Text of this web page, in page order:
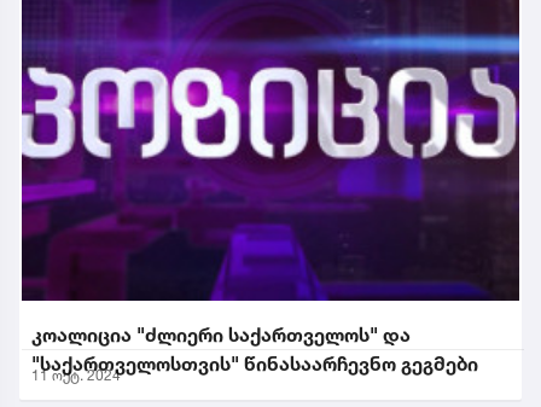
კოალიცია "ძლიერი საქართველოს" და
"საქართველოსთვის" წინასაარჩევნო გეგმები
11 ოქტ. 2024